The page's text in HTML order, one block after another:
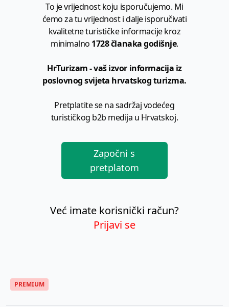
To je vrijednost koju isporučujemo. Mi
ćemo za tu vrijednost i dalje isporučivati
kvalitetne turističke informacije kroz
minimalno 1728 članaka godišnje.
HrTurizam - vaš izvor informacija iz
poslovnog svijeta hrvatskog turizma.
Pretplatite se na sadržaj vodećeg
turističkog b2b medija u Hrvatskoj.
Započni s
pretplatom
Već imate korisnički račun?
Prijavi se
PREMIUM